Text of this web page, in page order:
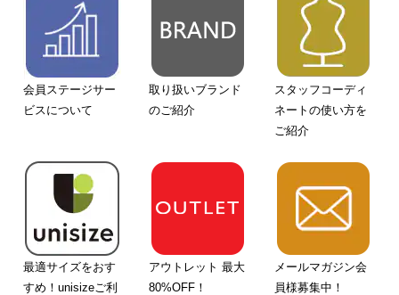
会員ステージサー
ビスについて
取り扱いブランド
のご紹介
スタッフコーディ
ネートの使い方を
ご紹介
最適サイズをおす
すめ！unisizeご利
アウトレット 最大
80%OFF！
メールマガジン会
員様募集中！